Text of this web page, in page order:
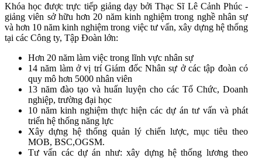
Khóa học được trực tiếp giảng dạy bởi Thạc Sĩ Lê Cảnh Phúc -
giảng viên sở hữu hơn 20 năm kinh nghiệm trong nghề nhân sự
và hơn 10 năm kinh nghiệm trong việc tư vấn, xây dựng hệ thống
tại các Công ty, Tập Đoàn lớn:
Hơn 20 năm làm việc trong lĩnh vực nhân sự
14 năm làm ở vị trí Giám đốc Nhân sự ở các tập đoàn có
quy mô hơn 5000 nhân viên
13 năm đào tạo và huấn luyện cho các Tổ Chức, Doanh
nghiệp, trường đại học
10 năm kinh nghiệm thực hiện các dự án tư vấn và phát
triển hệ thống năng lực
Xây dựng hệ thống quản lý chiến lược, mục tiêu theo
MOB, BSC,OGSM.
Tư vấn các dự án như: xây dựng hệ thống lương theo